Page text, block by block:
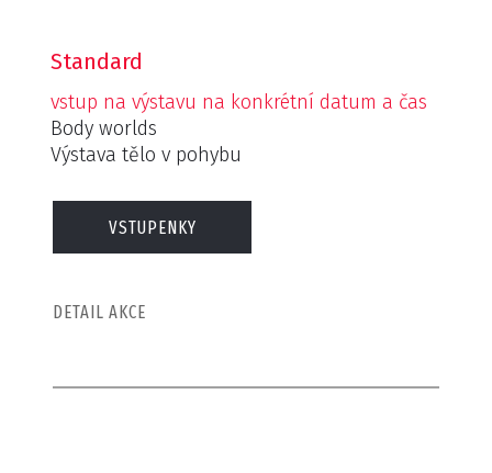
Standard
vstup na výstavu na konkrétní datum a čas
Body worlds
Výstava tělo v pohybu
VSTUPENKY
DETAIL AKCE